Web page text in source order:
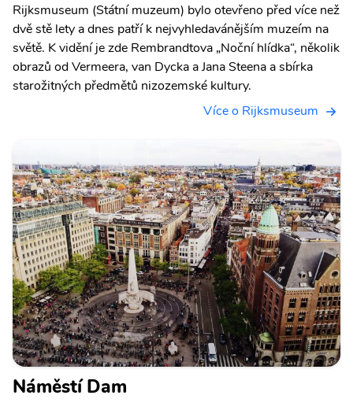
Rijksmuseum (Státní muzeum) bylo otevřeno před více než
dvě stě lety a dnes patří k nejvyhledavánějším muzeím na
světě. K vidění je zde Rembrandtova „Noční hlídka“, několik
obrazů od Vermeera, van Dycka a Jana Steena a sbírka
starožitných předmětů nizozemské kultury.
Více o Rijksmuseum
Náměstí Dam